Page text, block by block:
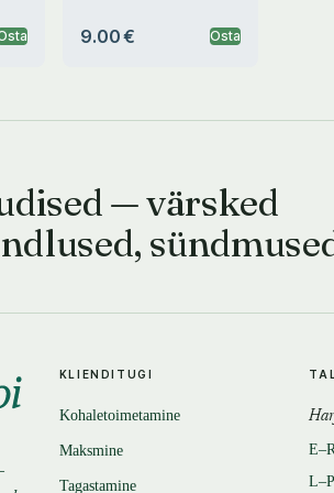
9.00 € Osta
— värsked
KLIENDITUGI
Kohaletoimetamine
Maksmine
Tagastamine